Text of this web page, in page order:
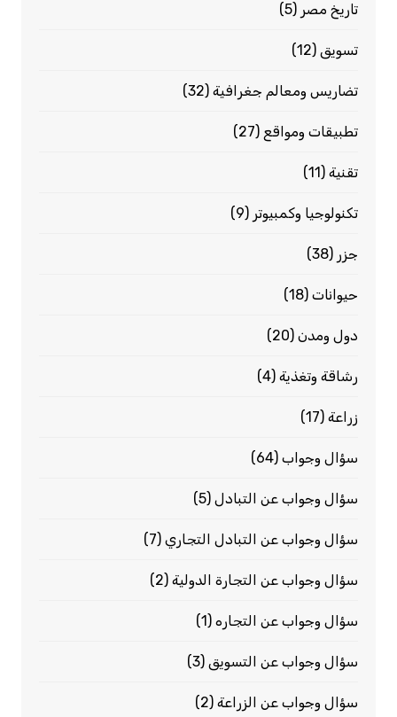
تاريخ مصر (5)
تسويق(12)
تضاريس ومعالم جغرافية(32)
تطبيقات ومواقع (27)
تقنية(11)
تكنولوجيا وكمبيوتر (9)
جزر (38)
حيوانات(18)
دول ومدن(20)
رشاقة وتغذية(4)
زراعة(17)
سؤال وجواب(64)
سؤال وجواب عن التبادل(5)
سؤال وجواب عن التبادل التجاري(7)
سؤال وجواب عن التجارة الدولية(2)
سؤال وجواب عن التجاره(1)
سؤال وجواب عن التسويق(3)
سؤال وجواب عن الزراعة(2)